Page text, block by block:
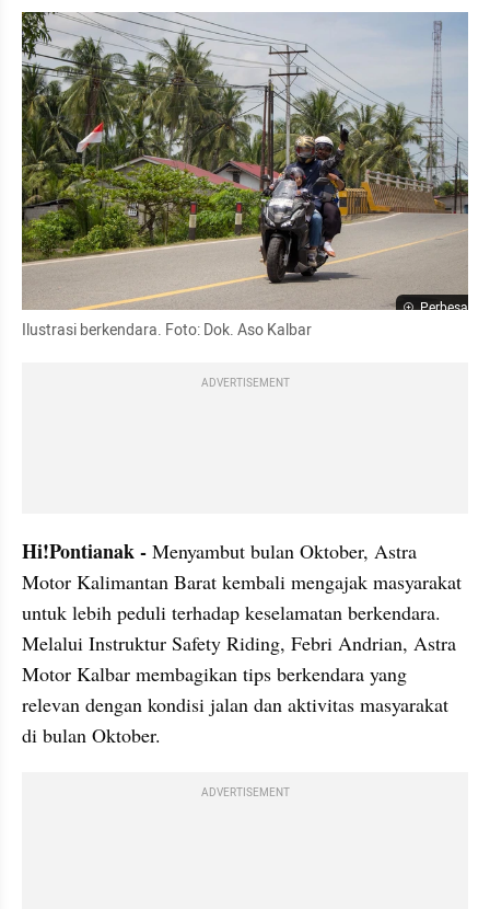
Perbesar
Ilustrasi berkendara. Foto: Dok. Aso Kalbar
ADVERTISEMENT
Hi!Pontianak - Menyambut bulan Oktober, Astra
Motor Kalimantan Barat kembali mengajak masyarakat
untuk lebih peduli terhadap keselamatan berkendara.
Melalui Instruktur Safety Riding, Febri Andrian, Astra
Motor Kalbar membagikan tips berkendara yang
relevan dengan kondisi jalan dan aktivitas masyarakat
di bulan Oktober.
ADVERTISEMENT